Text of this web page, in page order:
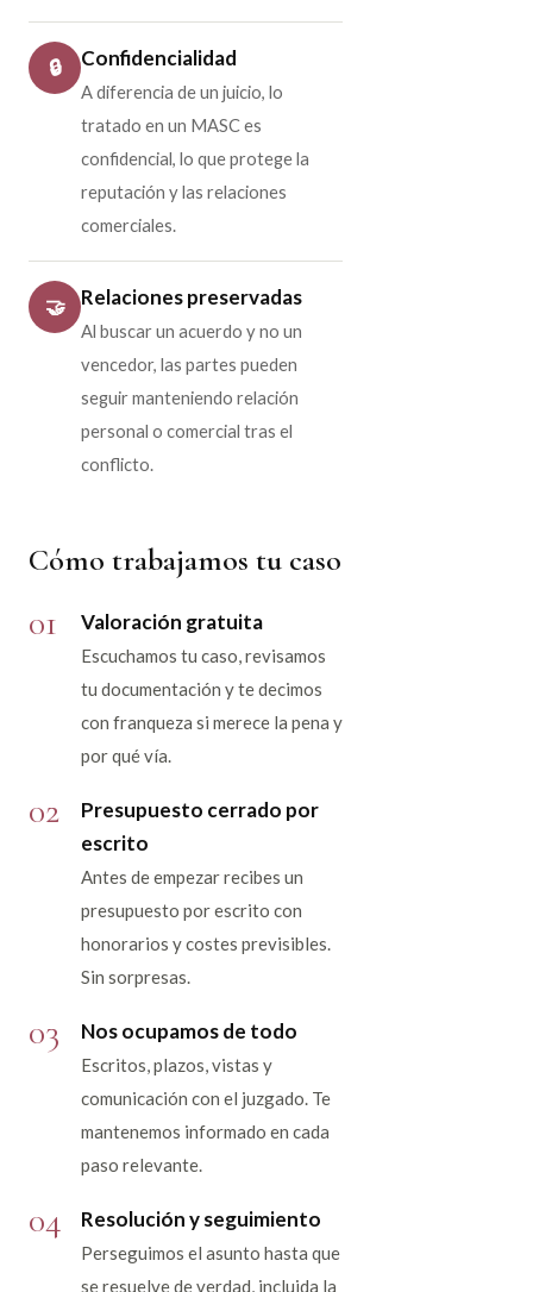
🔒 Confidencialidad
A diferencia de un juicio, lo
tratado en un MASC es
confidencial, lo que protege la
reputación y las relaciones
comerciales.
🤝 Relaciones preservadas
Al buscar un acuerdo y no un
vencedor, las partes pueden
seguir manteniendo relación
personal o comercial tras el
conflicto.
Cómo trabajamos tu caso
01 Valoración gratuita
Escuchamos tu caso, revisamos
tu documentación y te decimos
con franqueza si merece la pena y
por qué vía.
02
Presupuesto cerrado por
escrito
Antes de empezar recibes un
presupuesto por escrito con
honorarios y costes previsibles.
Sin sorpresas.
03 Nos ocupamos de todo
Escritos, plazos, vistas y
comunicación con el juzgado. Te
mantenemos informado en cada
paso relevante.
04 Resolución y seguimiento
Perseguimos el asunto hasta que
se resuelve de verdad, incluida la